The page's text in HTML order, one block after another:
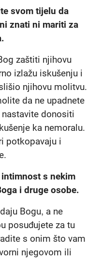
svom tijelu da
znati ni mariti za
zaštiti njihovu
izlažu iskušenju i
njihovu molitvu.
da ne upadnete
donositi
ka nemoralu.
potkopavaju i
s nekim
i druge osobe.
Bogu, a ne
posuđujete za tu
s onim što vam
njegovom ili